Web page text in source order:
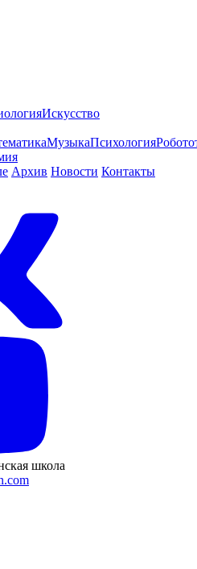
Искусство
МузыкаПсихология
Архив Новости Контакты
школа